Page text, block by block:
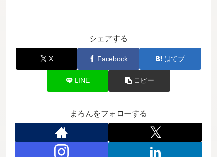
シェアする
X Facebook はてブ
LINE コピー
まろんをフォローする